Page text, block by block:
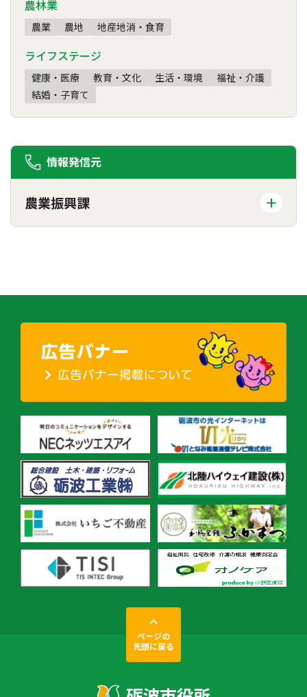
農林業
農業 農地 地産地消・食育
ライフステージ
健康・医療 教育・文化 生活・環境
福祉・介護
結婚・子育て
情報発信元
農業振興課
ページの
先頭に戻る